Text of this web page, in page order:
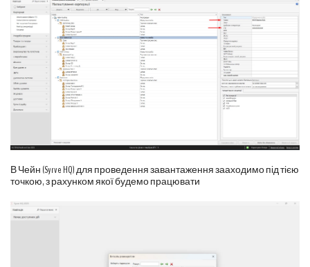
В Чейн (Syrve HQ) для проведення завантаження зааходимо під тією
точкою, з рахунком якої будемо працювати